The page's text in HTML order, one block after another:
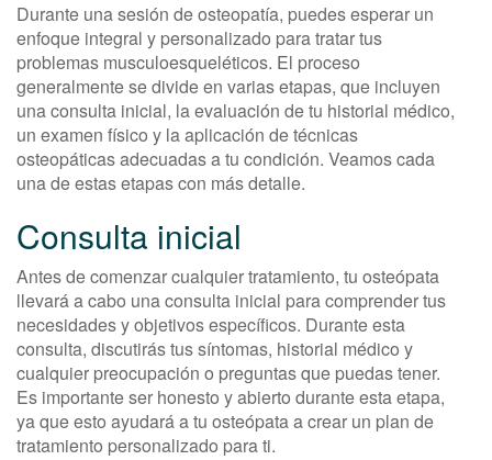
Durante una sesión de osteopatía, puedes esperar un
enfoque integral y personalizado para tratar tus
problemas musculoesqueléticos. El proceso
generalmente se divide en varias etapas, que incluyen
una consulta inicial, la evaluación de tu historial médico,
un examen físico y la aplicación de técnicas
osteopáticas adecuadas a tu condición. Veamos cada
una de estas etapas con más detalle.
Consulta inicial
Antes de comenzar cualquier tratamiento, tu osteópata
llevará a cabo una consulta inicial para comprender tus
necesidades y objetivos específicos. Durante esta
consulta, discutirás tus síntomas, historial médico y
cualquier preocupación o preguntas que puedas tener.
Es importante ser honesto y abierto durante esta etapa,
ya que esto ayudará a tu osteópata a crear un plan de
tratamiento personalizado para ti.